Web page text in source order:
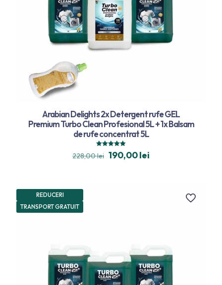
Arabian Delights 2x Detergent rufe GEL
Premium Turbo Clean Profesional 5L + 1x Balsam
de rufe concentrat 5L
Evaluat la
5.00
228,00lei 190,00lei
REDUCERI
TRANSPORT GRATUIT